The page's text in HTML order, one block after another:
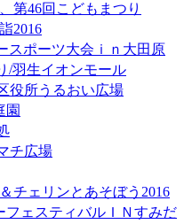
第46回こどもまつり
2016
スポーツ大会ｉｎ大田原
/羽生イオンモール
役所うるおい広場
園
チ広場
チェリンとあそぼう2016
フェスティバルＩＮすみだ